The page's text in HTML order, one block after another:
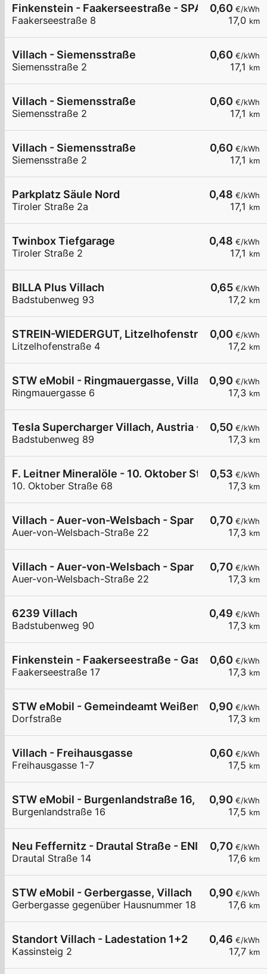
0,60 €/kWh
17,0 km
Finkenstein - Faakerseestraße - SPAR
Faakerseestraße 8
0,60 €/kWh
17,1 km
Villach - Siemensstraße
Siemensstraße 2
0,60 €/kWh
17,1 km
Villach - Siemensstraße
Siemensstraße 2
0,60 €/kWh
17,1 km
Villach - Siemensstraße
Siemensstraße 2
0,48 €/kWh
17,1 km
Parkplatz Säule Nord
Tiroler Straße 2a
0,48 €/kWh
17,1 km
Twinbox Tiefgarage
Tiroler Straße 2
0,65 €/kWh
17,2 km
BILLA Plus Villach
Badstubenweg 93
0,00 €/kWh
17,2 km
STREIN-WIEDERGUT, Litzelhofenstraße 4, Villach
Litzelhofenstraße 4
0,90 €/kWh
17,3 km
STW eMobil - Ringmauergasse, Villach
Ringmauergasse 6
0,50 €/kWh
17,3 km
Tesla Supercharger Villach, Austria - West
Badstubenweg 89
0,53 €/kWh
17,3 km
F. Leitner Mineralöle - 10. Oktober Straße I
10. Oktober Straße 68
0,70 €/kWh
17,3 km
Villach - Auer-von-Welsbach - Spar
Auer-von-Welsbach-Straße 22
0,70 €/kWh
17,3 km
Villach - Auer-von-Welsbach - Spar
Auer-von-Welsbach-Straße 22
0,49 €/kWh
17,3 km
6239 Villach
Badstubenweg 90
0,60 €/kWh
17,3 km
Finkenstein - Faakerseestraße - Gasthof Feichter
Faakerseestraße 17
0,90 €/kWh
17,3 km
STW eMobil - Gemeindeamt Weißenstein
Dorfstraße
0,60 €/kWh
17,5 km
Villach - Freihausgasse
Freihausgasse 1-7
0,90 €/kWh
17,5 km
STW eMobil - Burgenlandstraße 16, 9500 Villach
Burgenlandstraße 16
0,70 €/kWh
17,6 km
Neu Feffernitz - Drautal Straße - ENI Tankstelle
Drautal Straße 14
0,90 €/kWh
17,6 km
STW eMobil - Gerbergasse, Villach
Gerbergasse gegenüber Hausnummer 18
0,46 €/kWh
17,7 km
Standort Villach - Ladestation 1+2
Kassinsteig 2